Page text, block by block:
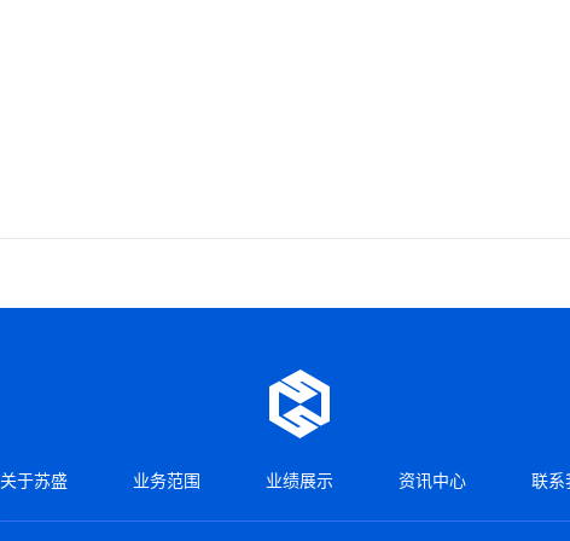
关于苏盛 业务范围 业绩展示 资讯中心 联系